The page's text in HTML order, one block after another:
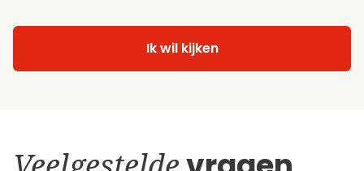
Ik wil kijken